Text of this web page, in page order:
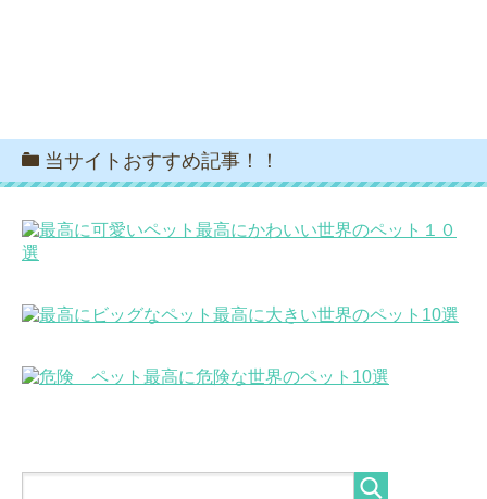
当サイトおすすめ記事！！
最高にかわいい世界のペット１０
選
最高に大きい世界のペット10選
最高に危険な世界のペット10選